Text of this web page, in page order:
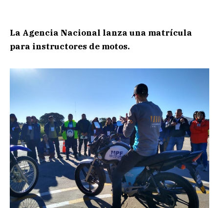
La Agencia Nacional lanza una matrícula
para instructores de motos.